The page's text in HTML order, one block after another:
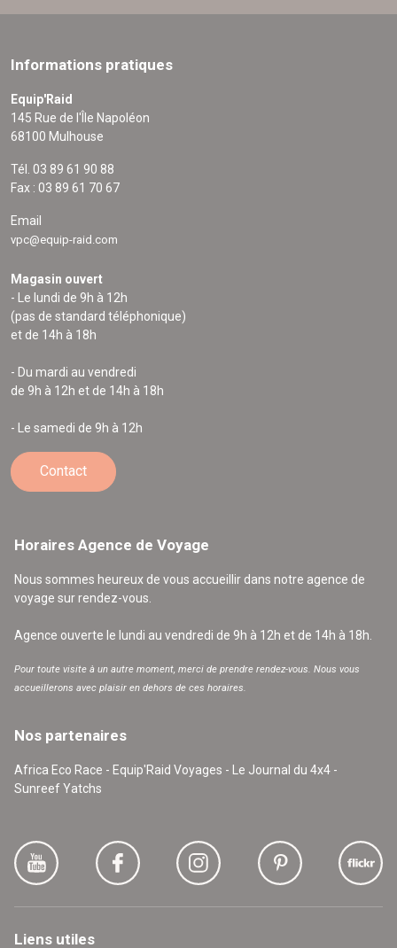
Informations pratiques
Equip'Raid
145 Rue de l'Île Napoléon
68100 Mulhouse
Tél. 03 89 61 90 88
Fax : 03 89 61 70 67
Email
vpc@equip-raid.com
Magasin ouvert
- Le lundi de 9h à 12h
(pas de standard téléphonique)
et de 14h à 18h
- Du mardi au vendredi
de 9h à 12h et de 14h à 18h
- Le samedi de 9h à 12h
Contact
Horaires Agence de Voyage
Nous sommes heureux de vous accueillir dans notre agence de
voyage sur rendez-vous.
Agence ouverte le lundi au vendredi de 9h à 12h et de 14h à 18h.
Pour toute visite à un autre moment, merci de prendre rendez-vous. Nous vous
accueillerons avec plaisir en dehors de ces horaires.
Nos partenaires
Africa Eco Race - Equip'Raid Voyages - Le Journal du 4x4 -
Sunreef Yatchs
Liens utiles